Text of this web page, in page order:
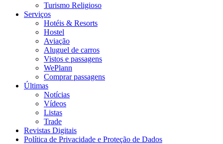
Turismo Religioso
Serviços
Hotéis & Resorts
Hostel
Aviação
Aluguel de carros
Vistos e passagens
WePlann
Comprar passagens
Últimas
Notícias
Vídeos
Listas
Trade
Revistas Digitais
Política de Privacidade e Proteção de Dados